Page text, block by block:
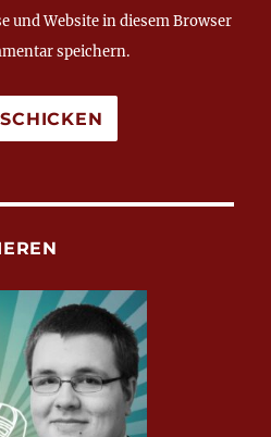
und Website in diesem Browser
speichern.